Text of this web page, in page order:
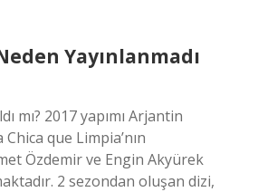
Yayınlanmadı
mı? 2017 yapımı Arjantin
que Limpia’nın
Özdemir ve Engin Akyürek
2 sezondan oluşan dizi,